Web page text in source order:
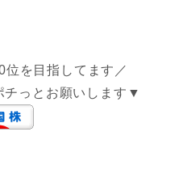
位を目指してます／
チっとお願いします▼